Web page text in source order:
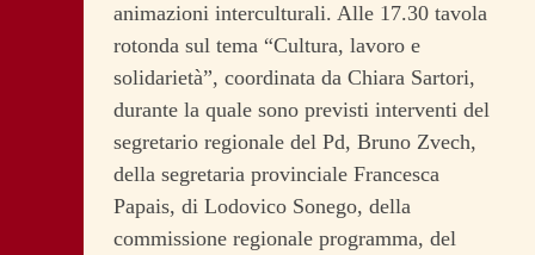
animazioni interculturali. Alle 17.30 tavola
rotonda sul tema “Cultura, lavoro e
solidarietà”, coordinata da Chiara Sartori,
durante la quale sono previsti interventi del
segretario regionale del Pd, Bruno Zvech,
della segretaria provinciale Francesca
Papais, di Lodovico Sonego, della
commissione regionale programma, del